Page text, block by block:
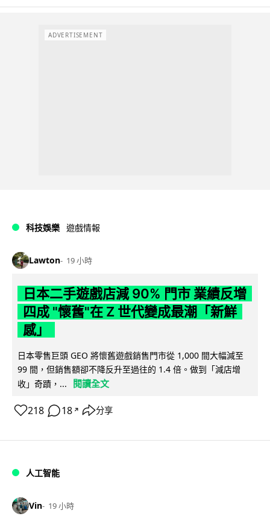
ADVERTISEMENT
科技娛樂 遊戲情報
Lawton 19 小時
日本二手遊戲店減 90% 門市 業績反增
四成 "懷舊"在 Z 世代變成最潮「新鮮
感」
日本零售巨頭 GEO 將懷舊遊戲銷售門市從 1,000 間大幅減至
99 間，但銷售額卻不降反升至過往的 1.4 倍。做到「減店增
收」奇蹟，...
閱讀全文
218 18 ↗ 分享
人工智能
Vin 19 小時